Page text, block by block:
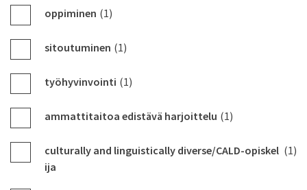
oppiminen (1)
sitoutuminen (1)
työhyvinvointi (1)
ammattitaitoa edistävä harjoittelu (1)
culturally and linguistically diverse/CALD-opiskel
ija
(1)